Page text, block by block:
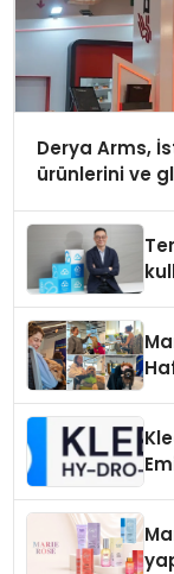
Derya Arms,
ürünlerini ve